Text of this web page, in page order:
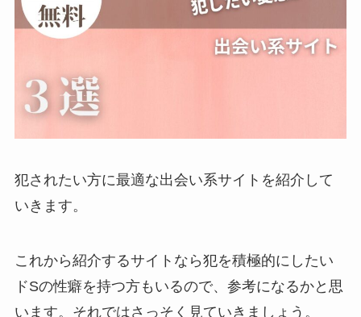
犯されたい方に最適な出会い系サイトを紹介して
いきます。
これから紹介するサイトなら犯を積極的にしたい
ドSの性癖を持つ方もいるので、参考になるかと思
います。それではさっそく見ていきましょう。